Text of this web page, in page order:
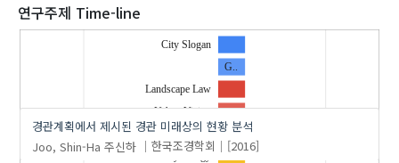
연구주제 Time-line
City Slogan
G..
Landscape Law
Urban Vision
Yeats
mythology
의 발표논문(1)
경관계획에서 제시된 경관 미래상의 현황 분석
Joo, Shin-Ha 주신하 한국조경학회 [2016]